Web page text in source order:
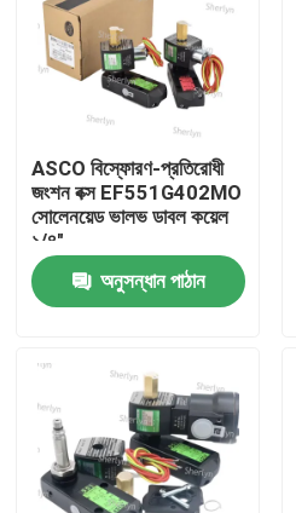
পণ্য
ভিডিও
ASCO বিস্ফোরণ-প্রতিরোধী
জংশন বক্স EF551G402MO
সোলেনয়েড ভালভ ডাবল কয়েল
১/৪"
অনুসন্ধান পাঠান